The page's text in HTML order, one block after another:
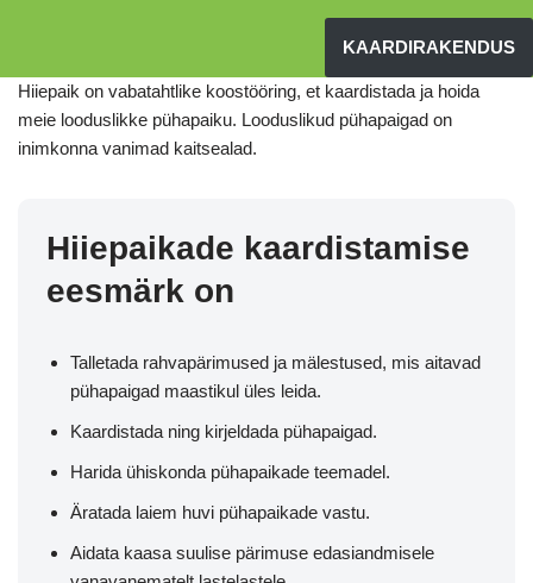
KAARDIRAKENDUS
Hiiepaik on vabatahtlike koostööring, et kaardistada ja hoida
meie looduslikke pühapaiku. Looduslikud pühapaigad on
inimkonna vanimad kaitsealad.
Hiiepaikade kaardistamise
eesmärk on
Talletada rahvapärimused ja mälestused, mis aitavad
pühapaigad maastikul üles leida.
Kaardistada ning kirjeldada pühapaigad.
Harida ühiskonda pühapaikade teemadel.
Äratada laiem huvi pühapaikade vastu.
Aidata kaasa suulise pärimuse edasiandmisele